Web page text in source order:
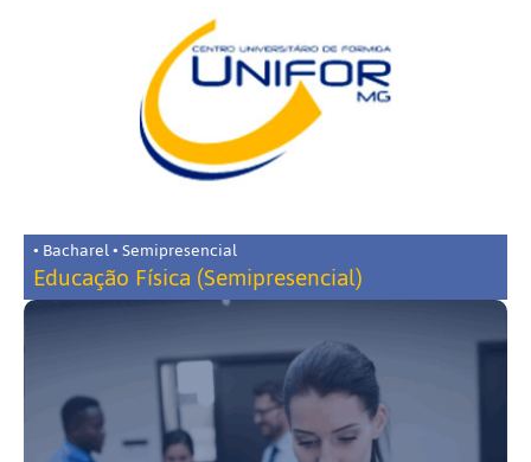
• Bacharel • Semipresencial
Educação Física (Semipresencial)